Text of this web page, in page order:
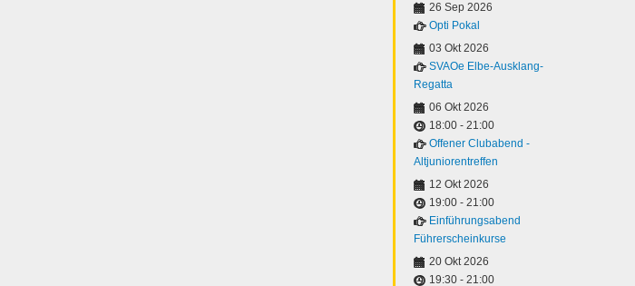
26 Sep 2026
Opti Pokal
03 Okt 2026
SVAOe Elbe-Ausklang-
Regatta
06 Okt 2026
18:00 - 21:00
Offener Clubabend -
Altjuniorentreffen
12 Okt 2026
19:00 - 21:00
Einführungsabend
Führerscheinkurse
20 Okt 2026
19:30 - 21:00